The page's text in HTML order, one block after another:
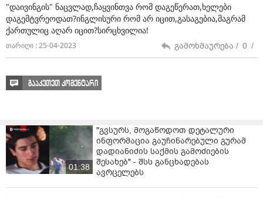
ერთი zooid-ის სიგრძე რამდენიმე მილიმეტრია, მათი
კოლონიები კი შესაძლოა ათეულობით მეტრი იყოს.
"დაივინგის" ნაცვლად,ჩაყვინთვა რომ დაგეწერათ,ხელები
დაგემტვრეოდათ?ინგლისური რომ არ იცით,გასაგებია,მაგრამ
ქართულიც აღარ იცით?სირცხვილია!
თარიღი : 25-04-2023 გამოხმაურება / 0 /
გააკეთეთ კომენტარი
01:38
"გვსურს, მოგაწოდოთ დეტალური
ინფორმაცია გაუჩინარებული გურამ
დადიანიძის საქმის გამოძიების
შესახებ" - შსს განცხადებას
ავრცელებს